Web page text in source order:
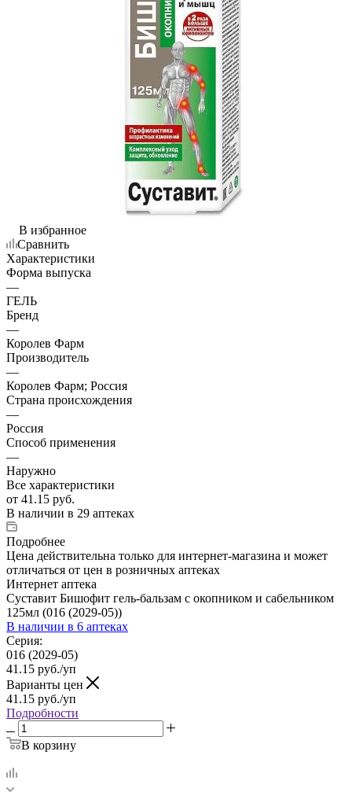
В избранное
Сравнить
Характеристики
Форма выпуска
—
ГЕЛЬ
Бренд
—
Королев Фарм
Производитель
—
Королев Фарм; Россия
Страна происхождения
—
Россия
Способ применения
—
Наружно
Все характеристики
от 41.15 руб.
В наличии в 29 аптеках
Подробнее
Цена действительна только для интернет-магазина и может
отличаться от цен в розничных аптеках
Интернет аптека
Суставит Бишофит гель-бальзам с окопником и сабельником
125мл (016 (2029-05))
В наличии в 6 аптеках
Серия:
016 (2029-05)
41.15 руб./уп
Варианты цен
41.15 руб./уп
Подробности
В корзину